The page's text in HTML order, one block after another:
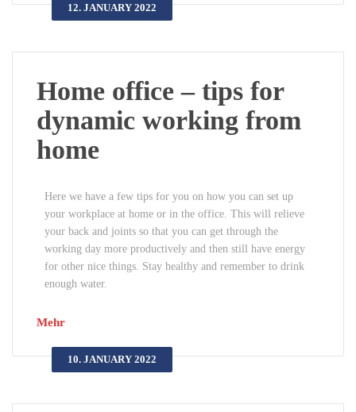
12. JANUARY 2022
Home office – tips for
dynamic working from
home
Here we have a few tips for you on how you can set up
your workplace at home or in the office. This will relieve
your back and joints so that you can get through the
working day more productively and then still have energy
for other nice things. Stay healthy and remember to drink
enough water.
Mehr
10. JANUARY 2022